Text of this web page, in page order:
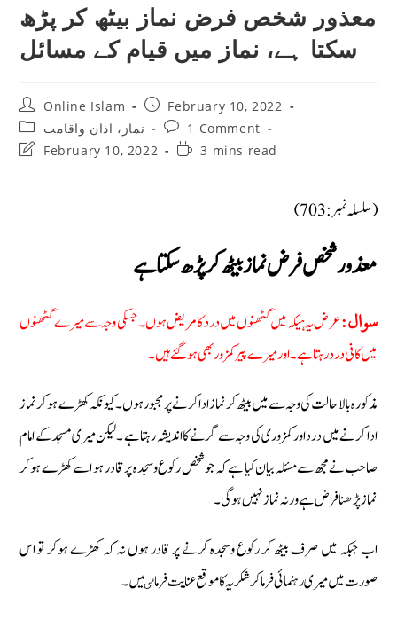
معذور شخص فرض نماز بیٹھ کر پڑھ
سکتا ہے، نماز میں قیام کے مسائل
Post
author:
Online Islam
Post
published:
February 10, 2022
Post
category:
نماز، اذان واقامت
Post
comments:
1 Comment
PostFebruary 10, 2022
Reading3 mins read
(سلسلہ نمبر: 703)
معذور شخص فرض نماز بیٹھ کر پڑھ سکتا ہے
سوال:عرض یہ ہیکہ میں گٹھنوں میں درد کا مریض ہوں۔ جسکی وجہ سے میرے گٹھنوں
میں کافی درد رہتا ہے۔اور میرے پیر کمزور بھی ہوگئے ہیں۔
مذکورہ بالا حالت کی وجہ سے میں بیٹھ کر نماز ادا کرنے پر مجبور ہوں۔کیونکہ کھڑے ہوکر نماز
ادا کرنے میں درد اور کمزوری کی وجہ سے گرنے کا اندیشہ رہتا ہے ۔لیکن میری مسجد کے امام
صاحب نے مجھ سےمسئلہ بیان کیا ہے کہ جو شخص رکوع وسجدہ پر قادر ہو اسے کھڑے ہوکر
نماز پڑھنا فرض ہے ورنہ نماز نہیں ہوگی۔
اب جبکہ میں صرف بیٹھ کر رکوع وسجدہ کرنے پر قادر ہوں نہ کہ کھڑے ہوکر تو اس
صورت میں میری رہنمائی فرماکر شکریہ کا موقع عنایت فرماٸیں۔